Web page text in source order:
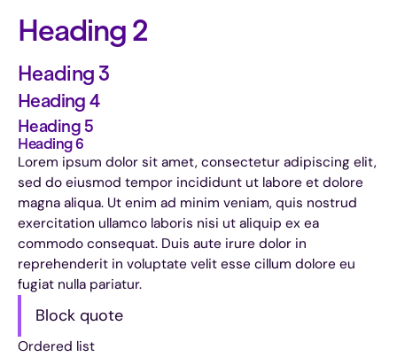
Heading 2
Heading 3
Heading 4
Heading 5
Heading 6
Lorem ipsum dolor sit amet, consectetur adipiscing elit,
sed do eiusmod tempor incididunt ut labore et dolore
magna aliqua. Ut enim ad minim veniam, quis nostrud
exercitation ullamco laboris nisi ut aliquip ex ea
commodo consequat. Duis aute irure dolor in
reprehenderit in voluptate velit esse cillum dolore eu
fugiat nulla pariatur.
Block quote
Ordered list